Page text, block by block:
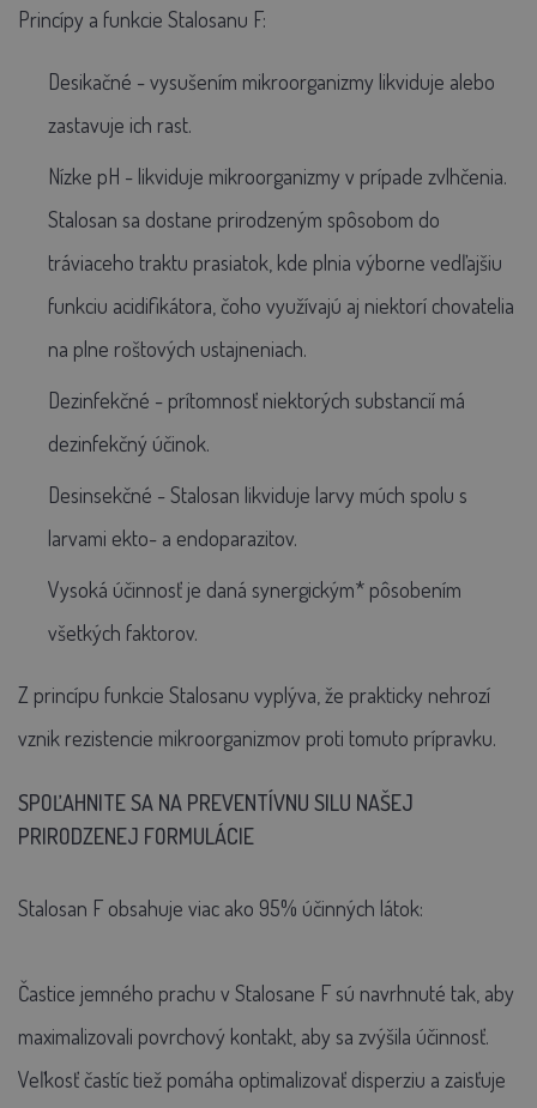
Princípy a funkcie Stalosanu F:
Desikačné - vysušením mikroorganizmy likviduje alebo
zastavuje ich rast.
Nízke pH - likviduje mikroorganizmy v prípade zvlhčenia.
Stalosan sa dostane prirodzeným spôsobom do
tráviaceho traktu prasiatok, kde plnia výborne vedľajšiu
funkciu acidifikátora, čoho využívajú aj niektorí chovatelia
na plne roštových ustajneniach.
Dezinfekčné - prítomnosť niektorých substancií má
dezinfekčný účinok.
Desinsekčné - Stalosan likviduje larvy múch spolu s
larvami ekto- a endoparazitov.
Vysoká účinnosť je daná synergickým* pôsobením
všetkých faktorov.
Z princípu funkcie Stalosanu vyplýva, že prakticky nehrozí
vznik rezistencie mikroorganizmov proti tomuto prípravku.
SPOĽAHNITE SA NA PREVENTÍVNU SILU NAŠEJ
PRIRODZENEJ FORMULÁCIE
Stalosan F obsahuje viac ako 95% účinných látok:
Častice jemného prachu v Stalosane F sú navrhnuté tak, aby
maximalizovali povrchový kontakt, aby sa zvýšila účinnosť.
Veľkosť častíc tiež pomáha optimalizovať disperziu a zaisťuje